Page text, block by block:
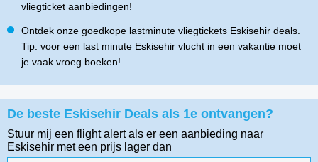
vliegticket aanbiedingen!
Ontdek onze goedkope lastminute vliegtickets Eskisehir deals.
Tip: voor een last minute Eskisehir vlucht in een vakantie moet
je vaak vroeg boeken!
De beste Eskisehir Deals als 1e ontvangen?
Stuur mij een flight alert als er een aanbieding naar
Eskisehir met een prijs lager dan